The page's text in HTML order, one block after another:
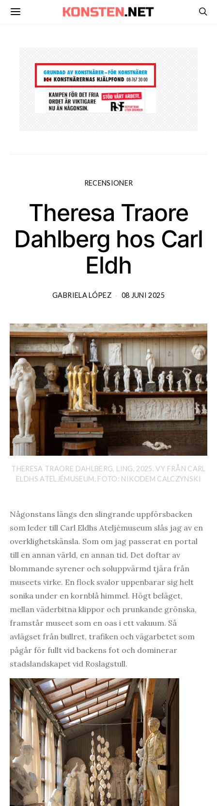
RECENSIONER
Theresa Traore
Dahlberg hos Carl
Eldh
GABRIELA LÓPEZ 08 JUNI 2025
THERESA TRAORE DAHLBERG, LING, 2025. VY FRÅN CARL
ELDHS ATELJÉMUSEUM. FOTO: NIKODEM CALCZYNSKI
Någonstans längs den slingrande uppförsbacken
som leder till Carl Eldhs Ateljémuseum slås jag av en
overklighetskänsla. Som om jag passerat en portal
till en annan värld, en annan tid. Det doftar av
blommande syrener och soluppvärmd tjära från
museets virke. En flock svalor uppenbarar sig helt
sonika under en kornblå himmel. Högt beläget,
mellan väderbitna klippor och prunkande grönska,
framstår museet som en oas i ett vakuum. Så
avlägset från bullret, trafiken och vägarbetet som
pågår för fullt vid backens fot och dominerar
stadslandskapet vid Roslagstull.